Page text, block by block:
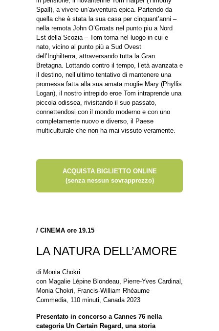
Spall), a vivere un’avventura epica. Partendo da
quella che è stata la sua casa per cinquant’anni –
nella remota John O’Groats nel punto piu a Nord
Est della Scozia – Tom torna nel luogo in cui e
nato, vicino al punto più a Sud Ovest
dell’Inghilterra, attraversando tutta la Gran
Bretagna. Lottando contro il tempo, l’età avanzata e
il destino, nell’ultimo tentativo di mantenere una
promessa fatta alla sua amata moglie Mary (Phyllis
Logan), il nostro intrepido eroe Tom intraprende una
piccola odissea, rivisitando il suo passato,
connettendosi con il mondo moderno e con uno
completamente nuovo e diverso, il Paese
multiculturale che non ha mai vissuto veramente.
ACQUISTA BIGLIETTO ONLINE
(senza nessun sovrapprezzo)
/ CINEMA ore 19.15
LA NATURA DELL’AMORE
di Monia Chokri
con Magalie Lépine Blondeau, Pierre-Yves Cardinal,
Monia Chokri, Francis-William Rhéaume
Commedia, 110 minuti, Canada 2023
Presentato in concorso a Cannes 76 nella
categoria Un Certain Regard, una storia